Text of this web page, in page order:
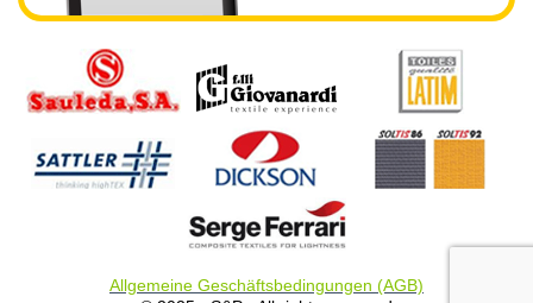
Allgemeine Geschäftsbedingungen (AGB)